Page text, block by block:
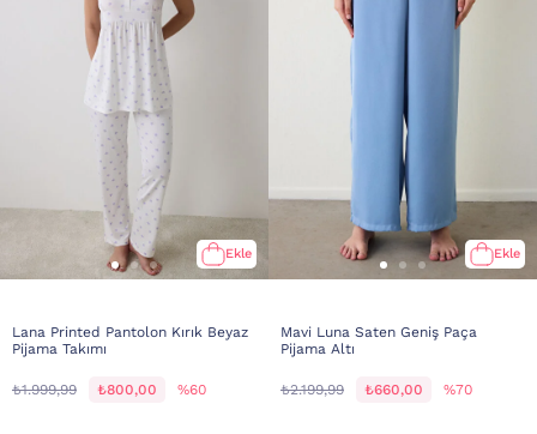
Ekle
Lana Printed Pantolon Kırık Beyaz
Pijama Takımı
₺1.999,99 ₺800,00 %60
Ekle
Mavi Luna Saten Geniş Paça
Pijama Altı
₺2.199,99 ₺660,00 %70